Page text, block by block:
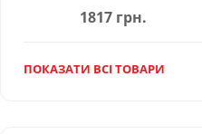
1817 грн.
ПОКАЗАТИ ВСІ ТОВАРИ